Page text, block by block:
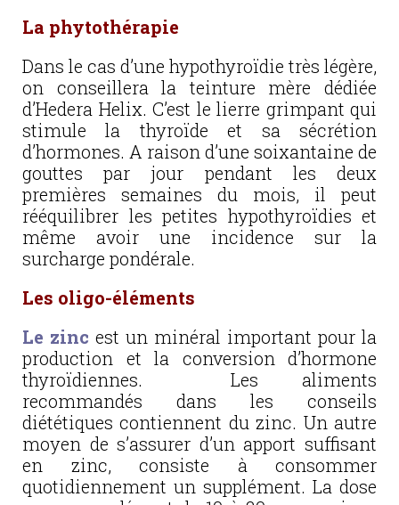
La phytothérapie
Dans le cas d’une hypothyroïdie très légère,
on conseillera la teinture mère dédiée
d’Hedera Helix. C’est le lierre grimpant qui
stimule la thyroïde et sa sécrétion
d’hormones. A raison d’une soixantaine de
gouttes par jour pendant les deux
premières semaines du mois, il peut
rééquilibrer les petites hypothyroïdies et
même avoir une incidence sur la
surcharge pondérale.
Les oligo-éléments
Le zinc est un minéral important pour la
production et la conversion d’hormone
thyroïdiennes. Les aliments
recommandés dans les conseils
diététiques contiennent du zinc. Un autre
moyen de s’assurer d’un apport suffisant
en zinc, consiste à consommer
quotidiennement un supplément. La dose